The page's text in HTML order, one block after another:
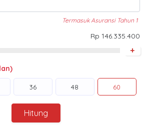
Termasuk Asuransi Tahun 1
Rp 146.335.400
+
36 48 60
Hitung